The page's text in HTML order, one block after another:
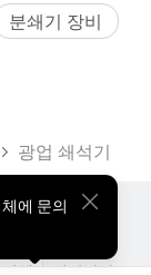
작 장비:
분쇄기 장비
광업 쇄석기
에 문의
스타 바이어